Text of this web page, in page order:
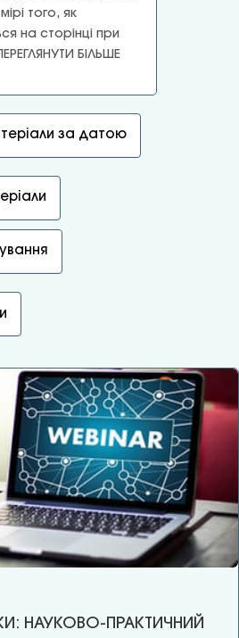
того, як
на сторінці при
БІЛЬШЕ
за датою
НАУКОВО-ПРАКТИЧНИЙ